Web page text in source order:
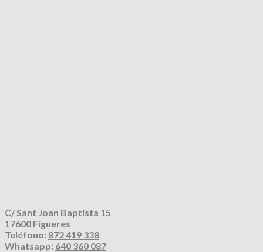
C/ Sant Joan Baptista 15
17600 Figueres
Teléfono: 872 419 338
Whatsapp: 640 360 087